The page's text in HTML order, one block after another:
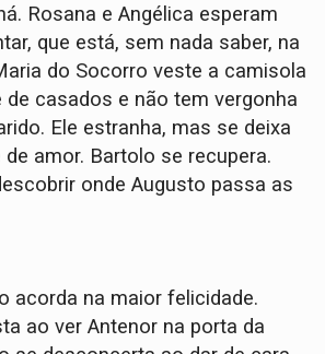
Rosana e Angélica esperam
que está, sem nada saber, na
do Socorro veste a camisola
de casados e não tem vergonha
Ele estranha, mas se deixa
de amor. Bartolo se recupera.
onde Augusto passa as
acorda na maior felicidade.
ao ver Antenor na porta da